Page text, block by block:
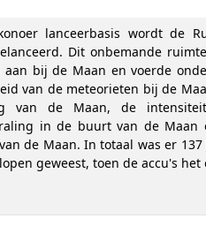
lanceerbasis wordt de
Dit onbemande
aan bij de Maan en voerde
van de meteorieten bij de
van de Maan, de
in de buurt van de Maan
de Maan. In totaal was er
geweest, toen de accu's het